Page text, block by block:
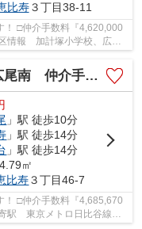
比寿３丁目38-11
！ □仲介手数料『4,620,000
情報 加計塚小学校、広尾
＋70万円現金プレゼント中
」駅 徒歩10分
」駅 徒歩14分
」駅 徒歩14分
㎡
比寿３丁目46-7
！ □仲介手数料『4,685,670
寄駅 東京メトロ日比谷線